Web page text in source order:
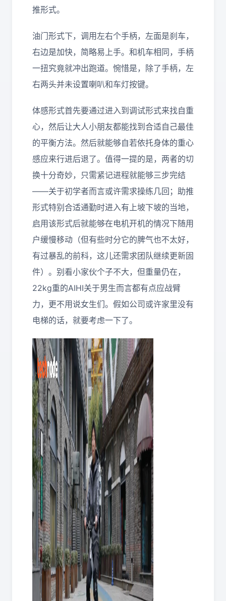
推形式。
油门形式下，调用左右个手柄，左面是刹车，
右边是加快，简略易上手。和机车相同，手柄
一扭究竟就冲出跑道。惋惜是，除了手柄，左
右两头并未设置喇叭和车灯按键。
体感形式首先要通过进入到调试形式来找自重
心，然后让大人小朋友都能找到合适自己最佳
的平衡方法。然后就能够自若依托身体的重心
感应来行进后退了。值得一提的是，两者的切
换十分奇妙，只需紧记进程就能够三步完结
——关于初学者而言或许需求操练几回；助推
形式特别合适通勤时进入有上坡下坡的当地，
启用该形式后就能够在电机开机的情况下随用
户缓慢移动（但有些时分它的脾气也不太好，
有过暴乱的前科，这儿还需求团队继续更新固
件）。别看小家伙个子不大，但重量仍在，
22kg重的AIHI关于男生而言都有点应战臂
力，更不用说女生们。假如公司或许家里没有
电梯的话，就要考虑一下了。